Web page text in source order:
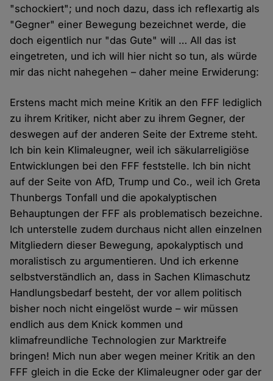
"schockiert"; und noch dazu, dass ich reflexartig als
"Gegner" einer Bewegung bezeichnet werde, die
doch eigentlich nur "das Gute" will … All das ist
eingetreten, und ich will hier nicht so tun, als würde
mir das nicht nahegehen – daher meine Erwiderung:
Erstens macht mich meine Kritik an den FFF lediglich
zu ihrem Kritiker, nicht aber zu ihrem Gegner, der
deswegen auf der anderen Seite der Extreme steht.
Ich bin kein Klimaleugner, weil ich säkularreligiöse
Entwicklungen bei den FFF feststelle. Ich bin nicht
auf der Seite von AfD, Trump und Co., weil ich Greta
Thunbergs Tonfall und die apokalyptischen
Behauptungen der FFF als problematisch bezeichne.
Ich unterstelle zudem durchaus nicht allen einzelnen
Mitgliedern dieser Bewegung, apokalyptisch und
moralistisch zu argumentieren. Und ich erkenne
selbstverständlich an, dass in Sachen Klimaschutz
Handlungsbedarf besteht, der vor allem politisch
bisher noch nicht eingelöst wurde – wir müssen
endlich aus dem Knick kommen und
klimafreundliche Technologien zur Marktreife
bringen! Mich nun aber wegen meiner Kritik an den
FFF gleich in die Ecke der Klimaleugner oder gar der